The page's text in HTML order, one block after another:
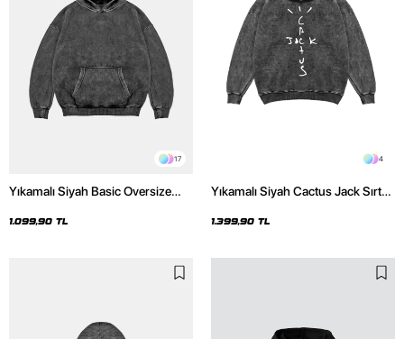
17
Yıkamalı Siyah Basic Oversize
1.099,90 TL
4
Yıkamalı Siyah Cactus Jack Sırt
1.399,90 TL